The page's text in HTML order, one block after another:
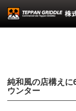
純和風の店構えに
ウンター